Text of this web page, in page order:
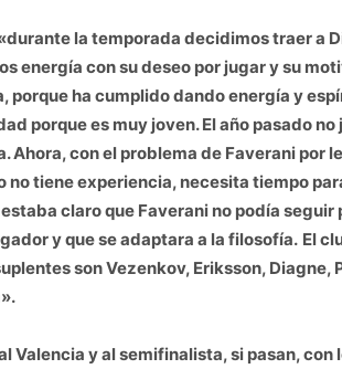
la temporada decidimos traer a
energía con su deseo por jugar y su
porque ha cumplido dando energía y
porque es muy joven. El año pasado
Ahora, con el problema de Faverani por
no tiene experiencia, necesita tiempo
claro que Faverani no podía
y que se adaptara a la filosofía. El
son Vezenkov, Eriksson, Diagne,
Valencia y al semifinalista, si pasan, con